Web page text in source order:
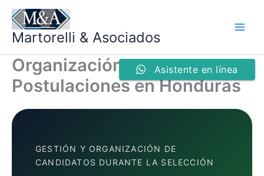
contenido
Martorelli & Asociados
Organización de
Postulaciones en Honduras
GESTIÓN Y ORGANIZACIÓN DE
CANDIDATOS DURANTE LA SELECCIÓN
Asistente en línea